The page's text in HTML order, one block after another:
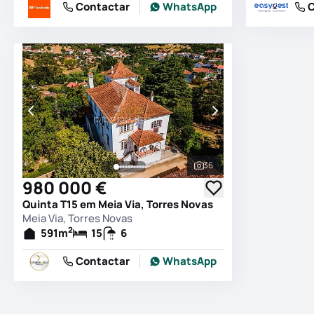
Contactar
WhatsApp
Ver todas as fotografias
36
980 000 €
Quinta T15 em Meia Via, Torres Novas
Meia Via, Torres Novas
591m2 15
6
Contactar
WhatsApp